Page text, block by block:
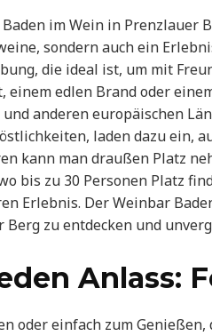
im Wein in Prenzlauer
sondern auch ein
die ideal ist, um mit
edlen Brand oder
und anderen europäischen
laden dazu ein,
kann man draußen Platz
bis zu 30 Personen Platz
Erlebnis. Der Weinbar
zu entdecken und
Anlass:
oder einfach zum